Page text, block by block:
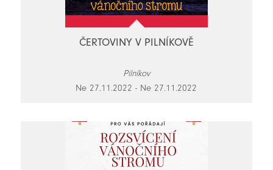
ČERTOVINY V PILNÍKOVĚ
Pilníkov
Ne 27.11.2022 - Ne 27.11.2022